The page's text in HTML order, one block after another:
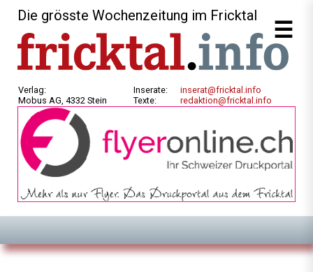
Die grösste Wochenzeitung im Fricktal
Verlag:
Mobus AG, 4332 Stein
Inserate:
Texte:
inserat@fricktal.info
redaktion@fricktal.info